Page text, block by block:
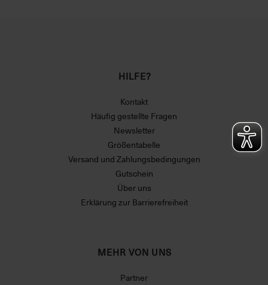
HILFE?
Kontakt
Häufig gestellte Fragen
Newsletter
Größentabelle
Versand und Zahlungsbedingungen
Gutschein
Über uns
Erklärung zur Barrierefreiheit
MEHR VON UNS
Partner